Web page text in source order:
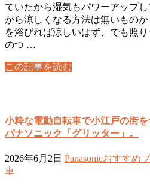
ていたから湿気もパワーアップ
がら涼しくなる方法は無いもの
を浴びれば涼しいはず、でも照
のつ …
この記事を読む
小粋な電動自転車で小江戸の街
パナソニック「グリッター」。
2026年6月2日 Panasonicおすすめ
車